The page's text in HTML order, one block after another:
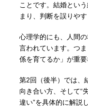
ことです。結婚とい
まり、判断を誤りやす
心理学的にも、人間
言われています。つ
係を育てるか」が重要
第2回（後半）では、
向き合い方、そして“
違い”を具体的に解説